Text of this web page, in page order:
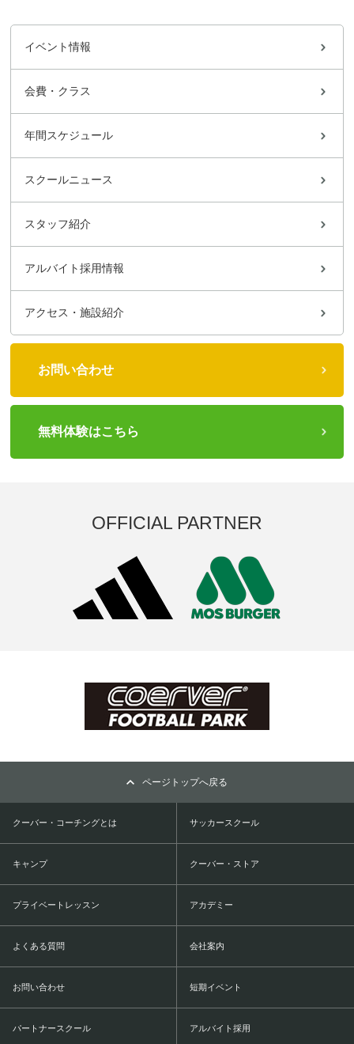
イベント情報
会費・クラス
年間スケジュール
スクールニュース
スタッフ紹介
アルバイト採用情報
アクセス・施設紹介
お問い合わせ
無料体験はこちら
OFFICIAL PARTNER
ページトップへ戻る
クーバー・コーチングとは サッカースクール
キャンプ クーバー・ストア
プライベートレッスン アカデミー
よくある質問 会社案内
お問い合わせ 短期イベント
パートナースクール アルバイト採用